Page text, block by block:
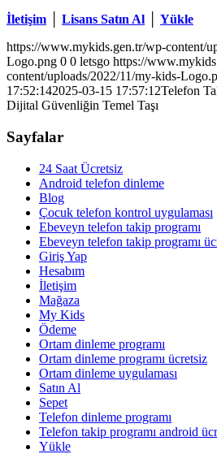
İletişim
Lisans Satın Al
Yükle
https://www.mykids.gen.tr/wp-content/
Logo.png 0 0 letsgo https://
content/uploads/2022/11/my-kids-
17:52:142025-03-15 17:57:12Telefon
Dijital Güvenliğin Temel Taşı
Sayfalar
24 Saat Ücretsiz
Android telefon dinleme
Blog
Çocuk telefon kontrol uygulaması
Ebeveyn telefon takip programı
Ebeveyn telefon takip programı
Giriş Yap
Hesabım
İletişim
Mağaza
My Kids
Ödeme
Ortam dinleme programı
Ortam dinleme programı ücretsiz
Ortam dinleme uygulaması
Satın Al
Sepet
Telefon dinleme programı
Telefon takip programı android
Yükle